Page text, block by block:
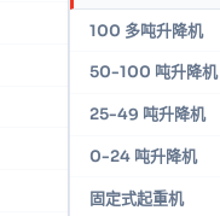
100 多吨升降机
50-100 吨升降机
25-49 吨升降机
0-24 吨升降机
固定式起重机